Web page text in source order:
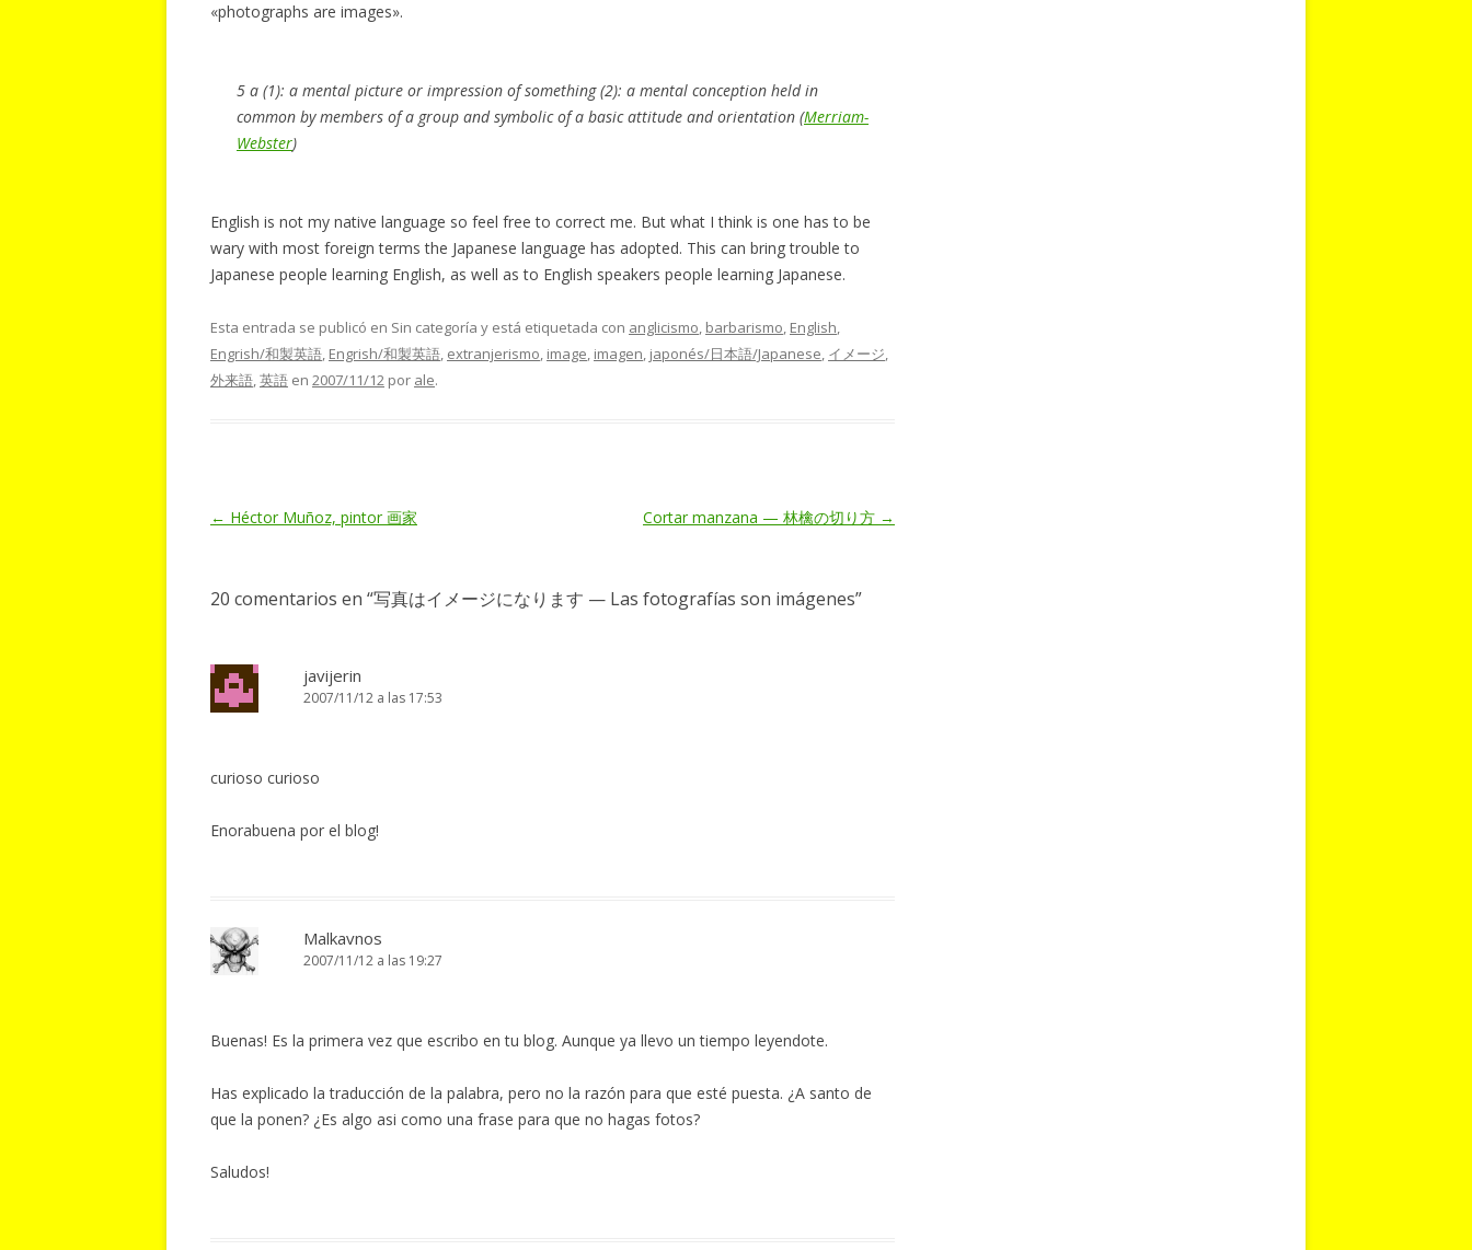
«photographs are images».
5 a (1): a mental picture or impression of something(2): a mental conception held in
common by members of a group and symbolic of a basic attitude and orientation (Merriam-
Webster)
English is not my native language so feel free to correct me. But what I think is one has to be
wary with most foreign terms the Japanese language has adopted. This can bring trouble to
Japanese people learning English, as well as to English speakers people learning Japanese.
Esta entrada se publicó en Sin categoría y está etiquetada con anglicismo, barbarismo, English,
Engrish/和製英語, Engrish/和製英語, extranjerismo, image, imagen, japonés/日本語/Japanese, イメージ,
外来語,英語 en 2007/11/12 por ale.
Navegación
← Héctor Muñoz, pintor 画家 Cortar manzana — 林檎の切り方 →
20 comentarios en “写真はイメージになります — Las fotografías son imágenes”
javijerin
2007/11/12 a las 17:53
curioso curioso
Enorabuena por el blog!
Malkavnos
2007/11/12 a las 19:27
Buenas! Es la primera vez que escribo en tu blog. Aunque ya llevo un tiempo leyendote.
Has explicado la traducción de la palabra, pero no la razón para que esté puesta. ¿A santo de
que la ponen? ¿Es algo asi como una frase para que no hagas fotos?
Saludos!